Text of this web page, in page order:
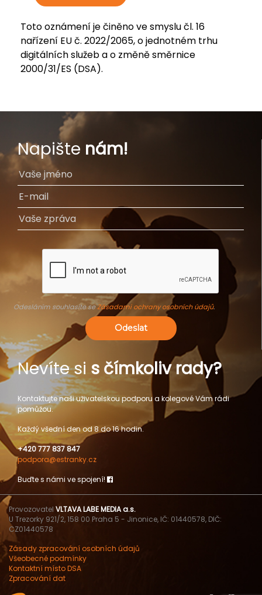
Toto oznámení je činěno ve smyslu čl. 16
nařízení EU č. 2022/2065, o jednotném trhu
digitálních služeb a o změně směrnice
2000/31/ES (DSA).
Napište nám!
Odesláním souhlasíte seZásadami ochrany osobních údajů.
Odeslat
Nevíte si s čímkoliv rady?
Kontaktujte naši uživatelskou podporu a kolegové Vám rádi
pomůžou.
Každý všední den od 8 do 16 hodin.
+420 777 837 847
podpora@estranky.cz
Buďte s námi ve spojení!
Provozovatel VLTAVA LABE MEDIA a.s.
U Trezorky 921/2, 158 00 Praha 5 - Jinonice, IČ: 01440578, DIČ:
CZ01440578
Zásady zpracování osobních údajů
Všeobecné podmínky
Kontaktní místo DSA
Zpracování dat